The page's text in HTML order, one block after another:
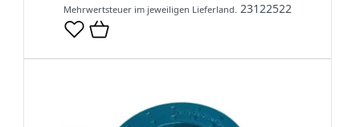
Mehrwertsteuer im jeweiligen Lieferland. 23122522